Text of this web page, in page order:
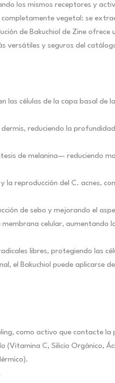
los mismos receptores y
vegetal: se
de Bakuchiol de Zine
versátiles y seguros del
las células de la capa basal de
reduciendo la
de melanina— reduciendo
la reproducción del C. acnes,
de sebo y mejorando el
celular, aumentando
libres, protegiendo las
el Bakuchiol puede aplicarse
como activo que contacte la
C, Silicio Orgánico,